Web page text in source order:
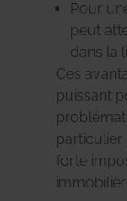
Pour
peut
dans la
Ces
puissant
particulier
forte